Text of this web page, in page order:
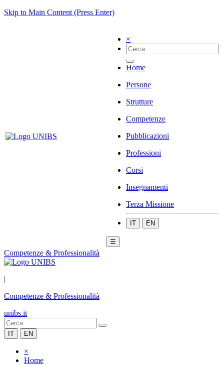
Skip to Main Content (Press Enter)
×
Home
Persone
Strutture
Competenze
Pubblicazioni
Professioni
Corsi
Insegnamenti
Terza Missione
IT EN
☰
Competenze & Professionalità
|
Competenze & Professionalità
unibs.it
IT EN
×
Home